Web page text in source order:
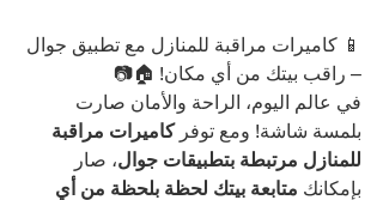
📱 كاميرات مراقبة للمنازل مع تطبيق جوال
– راقب بيتك من أي مكان! 🏠📷
في عالم اليوم، الراحة والأمان صارت
بلمسة شاشة! ومع توفر كاميرات مراقبة
للمنازل مرتبطة بتطبيقات جوال، صار
بإمكانك متابعة بيتك لحظة بلحظة من أي